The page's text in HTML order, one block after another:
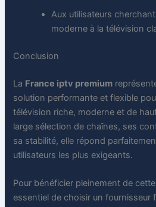
Aux utilisateurs
moderne à la télévision
Conclusion
La France iptv premium
solution performante et flexible
télévision riche, moderne et de
large sélection de chaînes, ses
sa stabilité, elle répond
utilisateurs les plus exigeants.
Pour bénéficier pleinement de
essentiel de choisir un fournisseur